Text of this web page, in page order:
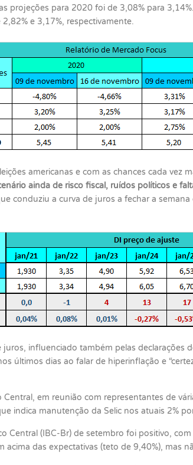
projeções para 2020 foi de 3,08% para
e 3,17%, respectivamente.
americanas e com as chances cada vez
ainda de risco fiscal, ruídos políticos e
conduziu a curva de juros a fechar a
influenciado também pelas
últimos dias ao falar de hiperinflação e
em reunião com representantes de
indica manutenção da Selic nos atuais 2%
Central (IBC-Br) de setembro foi positivo,
das expectativas (teto de 9,40%), mas